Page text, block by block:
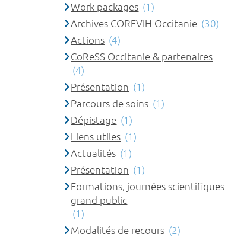
Work packages (1)
Archives COREVIH Occitanie (30)
Actions (4)
CoReSS Occitanie & partenaires
(4)
Présentation (1)
Parcours de soins (1)
Dépistage (1)
Liens utiles (1)
Actualités (1)
Présentation (1)
Formations, journées scientifiques
grand public
(1)
Modalités de recours (2)